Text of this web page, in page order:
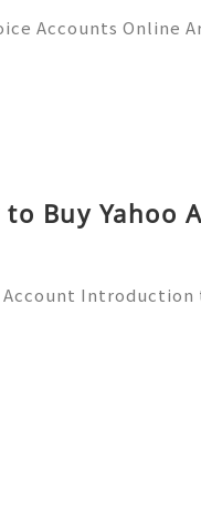
Accounts Online
just be the solution
to Buy Yahoo
Account Introduction
serve as